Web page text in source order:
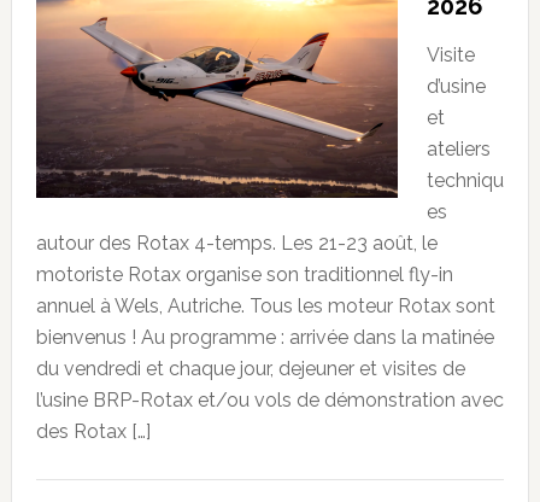
2026
Visite
d’usine
et
ateliers
techniqu
es
autour des Rotax 4-temps. Les 21-23 août, le
motoriste Rotax organise son traditionnel fly-in
annuel à Wels, Autriche. Tous les moteur Rotax sont
bienvenus ! Au programme : arrivée dans la matinée
du vendredi et chaque jour, dejeuner et visites de
l’usine BRP-Rotax et/ou vols de démonstration avec
des Rotax […]